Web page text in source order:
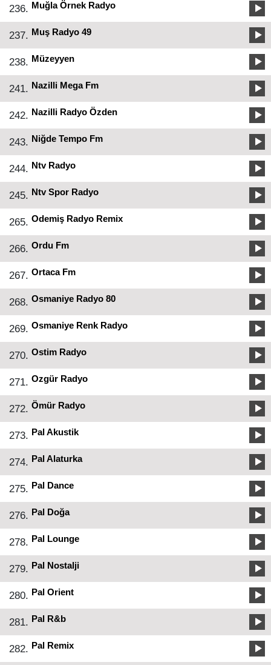
236. Muğla Örnek Radyo
237. Muş Radyo 49
238. Müzeyyen
241. Nazilli Mega Fm
242. Nazilli Radyo Özden
243. Niğde Tempo Fm
244. Ntv Radyo
245. Ntv Spor Radyo
265. Odemiş Radyo Remix
266. Ordu Fm
267. Ortaca Fm
268. Osmaniye Radyo 80
269. Osmaniye Renk Radyo
270. Ostim Radyo
271. Ozgür Radyo
272. Ömür Radyo
273. Pal Akustik
274. Pal Alaturka
275. Pal Dance
276. Pal Doğa
278. Pal Lounge
279. Pal Nostalji
280. Pal Orient
281. Pal R&b
282. Pal Remix